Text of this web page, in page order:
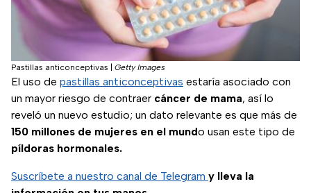
Pastillas anticonceptivas Getty Images
El uso de pastillas anticonceptivas estaría asociado con
un mayor riesgo de contraer cáncer de mama, así lo
reveló un nuevo estudio; un dato relevante es que más de
150 millones de mujeres en el mundo usan este tipo de
píldoras hormonales.
Suscríbete a nuestro canal de Telegram y lleva la